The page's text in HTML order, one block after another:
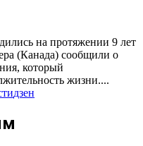
на протяжении 9 лет
(Канада) сообщили о
который
жизни....
дзен